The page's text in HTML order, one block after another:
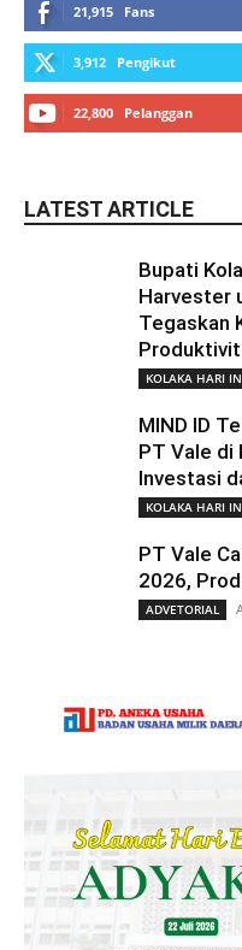
21,915 Fans
3,912 Pengikut
22,800 Pelanggan
LATEST ARTICLE
Bupati
Harvester
Tegaskan
KOLAKA HARI
MIND ID
PT Vale di
Investasi
KOLAKA HARI
PT Vale
2026,
ADVETORIAL